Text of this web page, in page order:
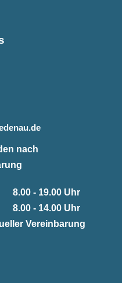
nach
8.00 - 19.00 Uhr
8.00 - 14.00 Uhr
Vereinbarung